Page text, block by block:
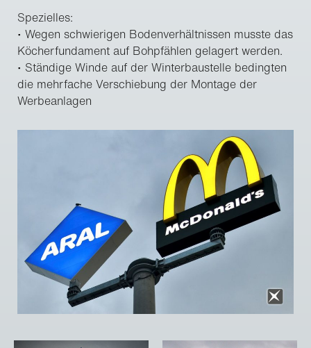
Spezielles:
• Wegen schwierigen Bodenverhältnissen musste das
Köcherfundament auf Bohpfählen gelagert werden.
• Ständige Winde auf der Winterbaustelle bedingten
die mehrfache Verschiebung der Montage der
Werbeanlagen